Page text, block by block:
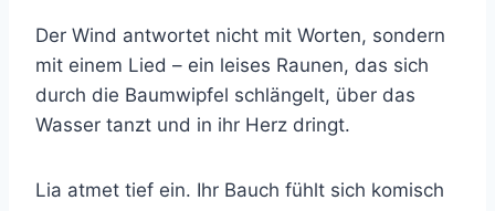
Der Wind antwortet nicht mit Worten, sondern
mit einem Lied – ein leises Raunen, das sich
durch die Baumwipfel schlängelt, über das
Wasser tanzt und in ihr Herz dringt.
Lia atmet tief ein. Ihr Bauch fühlt sich komisch